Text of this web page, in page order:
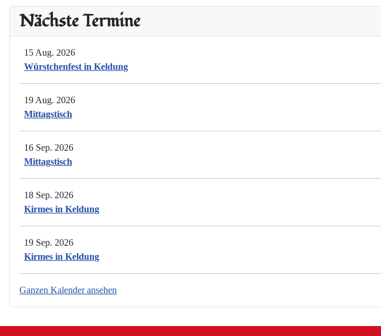
Nächste Termine
15 Aug. 2026
Würstchenfest in Keldung
19 Aug. 2026
Mittagstisch
16 Sep. 2026
Mittagstisch
18 Sep. 2026
Kirmes in Keldung
19 Sep. 2026
Kirmes in Keldung
Ganzen Kalender ansehen